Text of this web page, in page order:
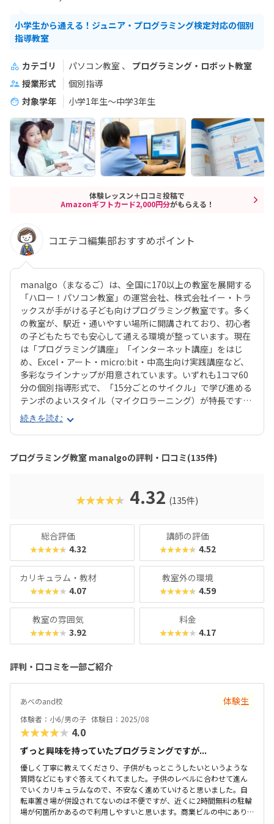
小学生から通える！ジュニア・プログラミング検定対応の個別
指導教室
カテゴリ パソコン教室
プログラミング・ロボット教室
授業形式
個別指導
対象学年
小学1年生～中学3年生
体験レッスン＋口コミ投稿で
Amazonギフトカード2,000円分がもらえる！
コエテコ編集部おすすめポイント
manalgo（まなるご）は、全国に170以上の教室を展開する
「ハロー！パソコン教室」の運営会社、株式会社イー・トラ
ックスが手がける子ども向けプログラミング教室です。多く
の教室が、駅近・通いやすい場所に開講されており、初心者
の子どもたちでも安心して通える環境が整っています。現在
は「プログラミング講座」「インターネット講座」をはじ
め、Excel・アート・micro:bit・中高生向け実践講座など、
多彩なラインナップが用意されています。いずれも1コマ60
分の個別指導形式で、「15分ごとのサイクル」で学び進める
テンポのよいスタイル（マイクロラーニング）が特長です。
中でも「ジュニア・プログラミング検定」に準拠したプログ
ラミング講座では、実際にほぼ満点で合格したお子さんもお
り、保護者からの信頼も厚い内容となっています。楽しく学
ぶだけでなく、“かたちに残る成果”が得られるのも魅力のひ
とつです。
続きを読む
プログラミング教室 manalgoの評判・口コミ(135件)
★★★★★ 4.32 (135件)
総合評価
★★★★★ 4.32
講師の評価
★★★★★ 4.52
カリキュラム・教材
★★★★★ 4.07
教室外の環境
★★★★★ 4.59
教室の雰囲気
★★★★★ 3.92
料金
★★★★★ 4.17
評判・口コミを一部ご紹介
あべのand校 体験生
体験者：小6/男の子 体験日：2025/08
★★★★★ 4.0
ずっと興味を持っていたプログラミングですが...
優しく丁寧に教えてくださり、子供がもっとこうしたいというような
質問などにもすぐ答えてくれてました。子供のレベルに合わせて進ん
でいくカリキュラムなので、不安なく進めていけると思いました。自
転車置き場が併設されてないのは不便ですが、近くに2時間無料の駐輪
場が何箇所かあるので利用しやすいと思います。商業ビルの中にあり